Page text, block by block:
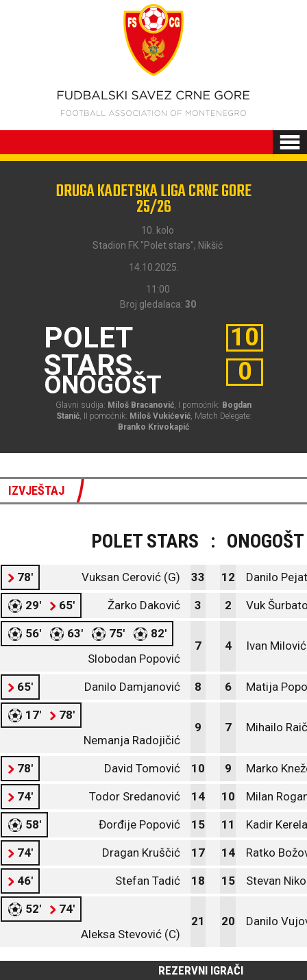
DRUGA KADETSKA LIGA CRNE GORE
25/26
10. kolo
Stadion FK "Polet stars", Nikšić
14.10.2025.
11:00
Broj gledalaca: 30
POLET
STARS
ONOGOŠT
10
0
Glavni sudija: Miloš Bracanović, I pomoćnik: Bogdan
Stanić, II pomoćnik: Miloš Vukićević, Match Delegate:
Branko Krivokapić
IZVJEŠTAJ
POLET STARS : ONOGOŠT
78' Vuksan Cerović (G) 33 12 Danilo
29' 65' Žarko Daković 3 2 Vuk
56' 63' 75'
82'
Slobodan Popović
7 4 Ivan Milović
65' Danilo Damjanović 8 6 Matija
17'
78'
Nemanja Radojičić
9 7 Mihailo
78' David Tomović 10 9 Marko
74' Todor Sredanović 14 10 Milan
58' Đorđije Popović 15 11 Kadir
74' Dragan Kruščić 17 14 Ratko
46' Stefan Tadić 18 15 Stevan
52'
74'
Aleksa Stevović (C)
21 20 Danilo
REZERVNI IGRAČI